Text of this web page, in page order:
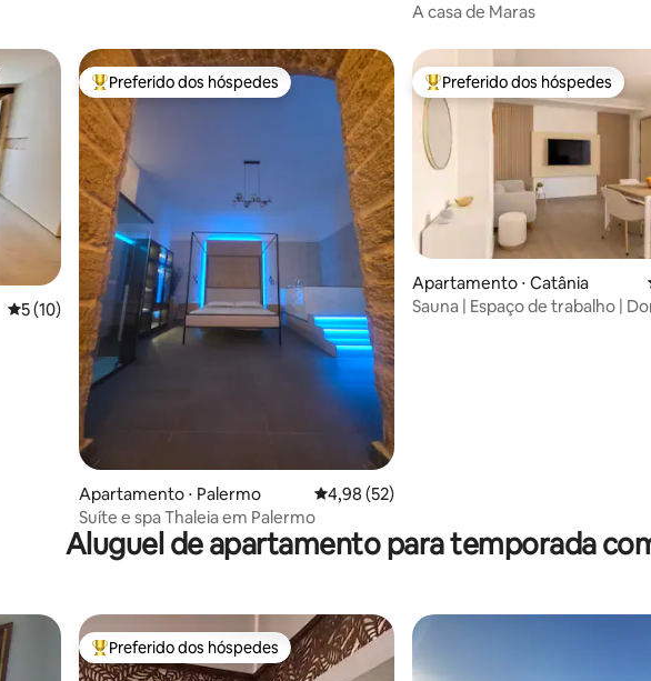
A casa de Maras
5 de uma avaliação média de 5, 10 avaliações
5 (10)
Entre os melhores preferidos dos hóspedes
Preferido dos hóspedes
Apartamento ⋅ Palermo 4,98 de uma avaliação média de 5, 52
4,98 (52)
Suíte e spa Thaleia em Palermo
Entre os melhores preferidos
Preferido dos hóspedes
Apartamento ⋅ Catânia
Sauna | Espaço de trabalho |
Aluguel de apartamento para temporada
Entre os melhores preferidos dos hóspedes
Preferido dos hóspedes